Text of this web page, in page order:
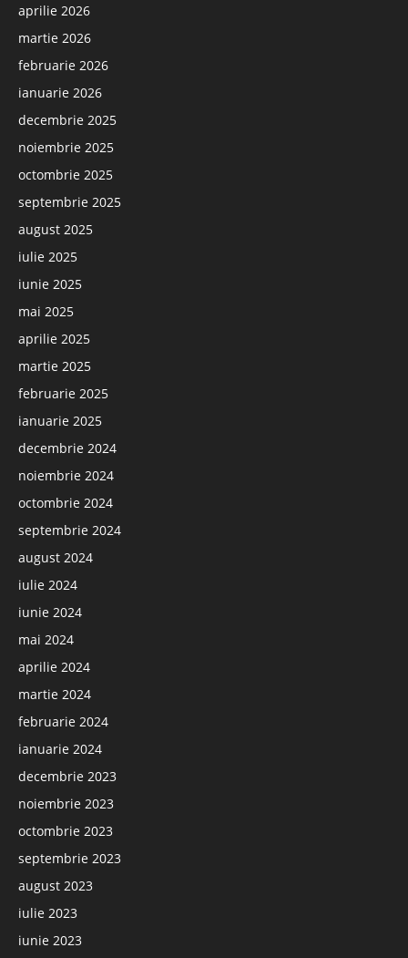
aprilie 2026
martie 2026
februarie 2026
ianuarie 2026
decembrie 2025
noiembrie 2025
octombrie 2025
septembrie 2025
august 2025
iulie 2025
iunie 2025
mai 2025
aprilie 2025
martie 2025
februarie 2025
ianuarie 2025
decembrie 2024
noiembrie 2024
octombrie 2024
septembrie 2024
august 2024
iulie 2024
iunie 2024
mai 2024
aprilie 2024
martie 2024
februarie 2024
ianuarie 2024
decembrie 2023
noiembrie 2023
octombrie 2023
septembrie 2023
august 2023
iulie 2023
iunie 2023